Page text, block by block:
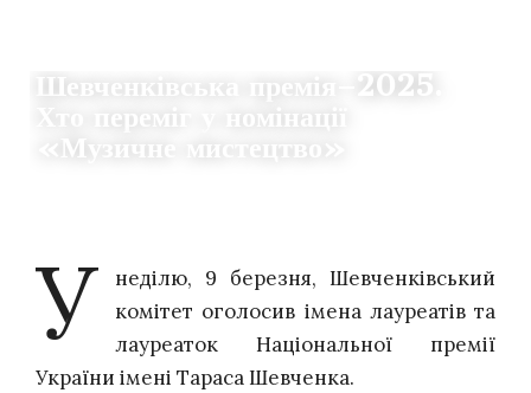
Шевченківська премія–2025.
Хто переміг у номінації
«Музичне мистецтво»
У
неділю, 9 березня, Шевченківський
комітет оголосив імена лауреатів та
лауреаток Національної премії
України імені Тараса Шевченка.